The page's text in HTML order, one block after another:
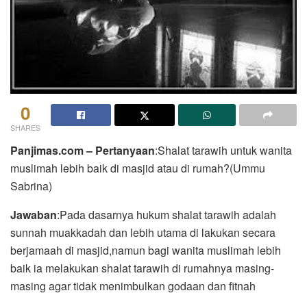
0
SHARES
Panjimas.com – Pertanyaan:Shalat tarawih untuk wanita
muslimah lebih baik di masjid atau di rumah?(Ummu
Sabrina)
Jawaban:Pada dasarnya hukum shalat tarawih adalah
sunnah muakkadah dan lebih utama di lakukan secara
berjamaah di masjid,namun bagi wanita muslimah lebih
baik ia melakukan shalat tarawih di rumahnya masing-
masing agar tidak menimbulkan godaan dan fitnah